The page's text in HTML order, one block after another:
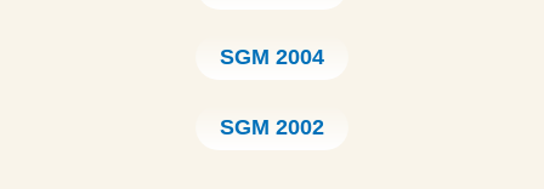
SGM 2004
SGM 2002